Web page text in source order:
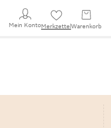
Mein KontoMerkzettel Warenkorb